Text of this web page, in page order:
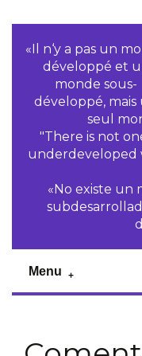
«Il n‘y a pas un
développé et
monde sous-
développé, mais
seul
"There is not
underdeveloped
«No existe un
Menu